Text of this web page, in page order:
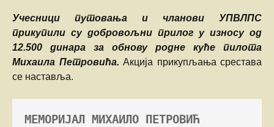
Учесници путовања и чланови УПВЛПС
прикупили су добровољни прилог у износу од
12.500 динара за обнову родне куће пилота
Михаила Петровића. Акција прикупљања срестава
се наставља.
МЕМОРИЈАЛ МИХАИЛО ПЕТРОВИЋ